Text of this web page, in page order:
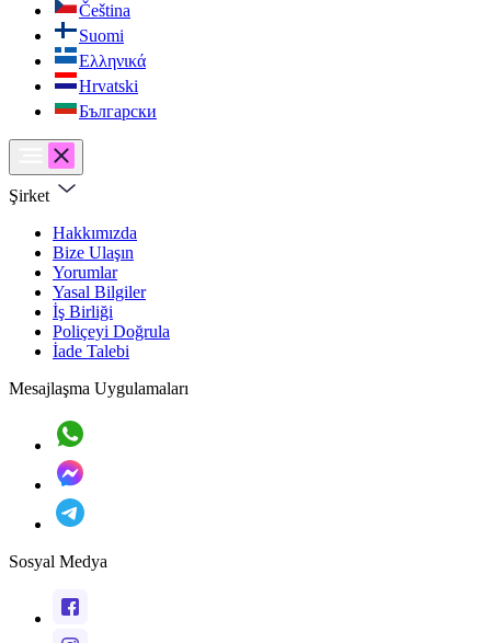
Čeština
Suomi
Ελληνικά
Hrvatski
Български
Şirket
Hakkımızda
Bize Ulaşın
Yorumlar
Yasal Bilgiler
İş Birliği
Poliçeyi Doğrula
İade Talebi
Mesajlaşma Uygulamaları
Sosyal Medya